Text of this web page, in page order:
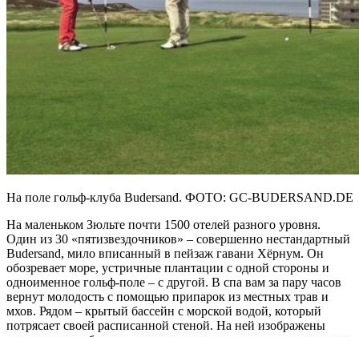
На поле гольф-клуба Budersand. ФОТО: GC-BUDERSAND.DE
На маленьком Зюльте почти 1500 отелей разного уровня.
Один из 30 «пятизвездочников» – совершенно нестандартный
Budersand, мило вписанный в пейзаж гавани Хёрнум. Он
обозревает море, устричные плантации с одной стороны и
одноименное гольф-поле – с другой. В спа вам за пару часов
вернут молодость с помощью припарок из местных трав и
мхов. Рядом – крытый бассейн с морской водой, который
потрясает своей расписанной стеной. На ней изображены